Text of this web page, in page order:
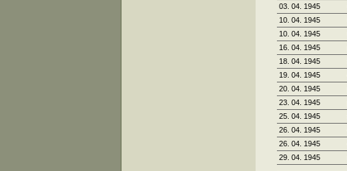
03. 04. 1945
10. 04. 1945
10. 04. 1945
16. 04. 1945
18. 04. 1945
19. 04. 1945
20. 04. 1945
23. 04. 1945
25. 04. 1945
26. 04. 1945
26. 04. 1945
29. 04. 1945